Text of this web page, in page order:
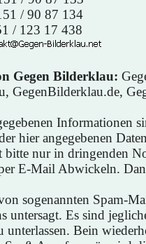
/ 90 87 134
/ 123 17 438
Gegen Bilderklau:
GegenBilderklau.de,
Informationen
hier angegebenen
bitte nur in dringenden
E-Mail Abwickeln.
sogenannten Spam-
untersagt. Es sind
unterlassen. Bein